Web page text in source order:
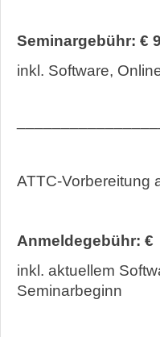
Seminargebühr: €
inkl. Software,
ATTC-Vorbereitung
Anmeldegebühr: €
inkl. aktuellem
Seminarbeginn